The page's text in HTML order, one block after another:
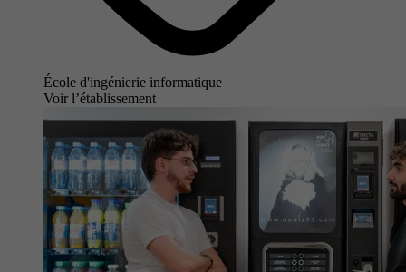
École d'ingénierie informatique
Voir l’établissement